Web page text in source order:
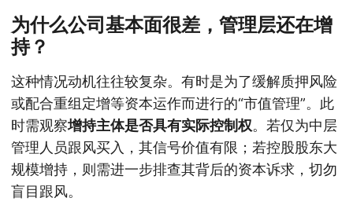
为什么公司基本面很差，管理层还在增
持？
这种情况动机往往较复杂。有时是为了缓解质押风险
或配合重组定增等资本运作而进行的“市值管理”。此
时需观察增持主体是否具有实际控制权。若仅为中层
管理人员跟风买入，其信号价值有限；若控股股东大
规模增持，则需进一步排查其背后的资本诉求，切勿
盲目跟风。